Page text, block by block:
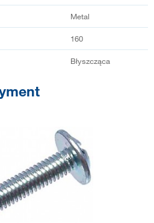
Metal
160
Błyszcząca